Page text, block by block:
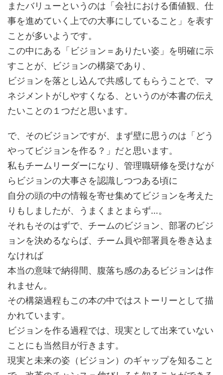
またバリューというのは「会社における価値観、仕
事を進めていく上での大事にしていること」を表す
ことが多いようです。
この中にある「ビジョン＝ありたい姿」を明確に示
すことが、ビジョンの構築であり、
ビジョンを落とし込んで共感してもらうことで、マ
ネジメントがしやすくなる、というのが本書の伝え
たいことの１つだと思います。
で、そのビジョンですが、まず壁に思うのは「どう
やってビジョンを作る？」だと思います。
私もチームリーダーになり、管理職研修を受けなが
らビジョンの大事さを認識しつつある頃に
自分の頭の中の情報を寄せ集めてビジョンを考えた
りもしましたが、うまくまとまらず…。
それもそのはずで、チームのビジョン、部署のビジ
ョンを決めるならば、チーム員や部署員を巻き込ま
なければ
本当の意味で納得間、腹落ち感のあるビジョンは作
れません。
その構築過程もこの本の中ではストーリーとして描
かれています。
ビジョンを作る過程では、現実として出来ていない
ことにも当然目が行きます。
現実と未来の姿（ビジョン）のギャップを知ること